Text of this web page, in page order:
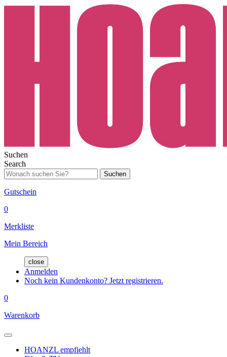
Suchen
Search
Suchen
Gutschein
0
Merkliste
Mein Bereich
close
Anmelden
Noch kein Kundenkonto? Jetzt registrieren.
0
Warenkorb
HOANZL empfiehlt